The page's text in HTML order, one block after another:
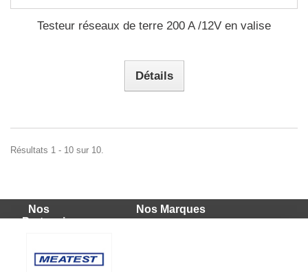
Testeur réseaux de terre 200 A /12V en valise
Détails
Résultats 1 - 10 sur 10.
Nos
Partenaires
Nos Marques